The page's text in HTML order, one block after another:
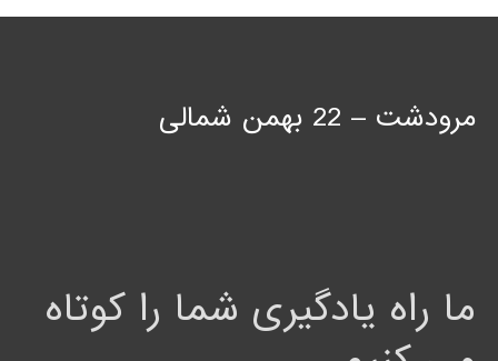
مرودشت – 22 بهمن شمالی
ما راه یادگیری شما را کوتاه